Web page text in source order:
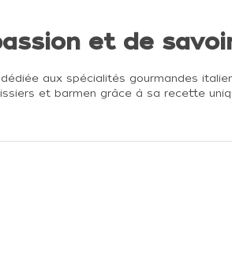
et de
aux spécialités gourmandes
et barmen grâce à sa recette